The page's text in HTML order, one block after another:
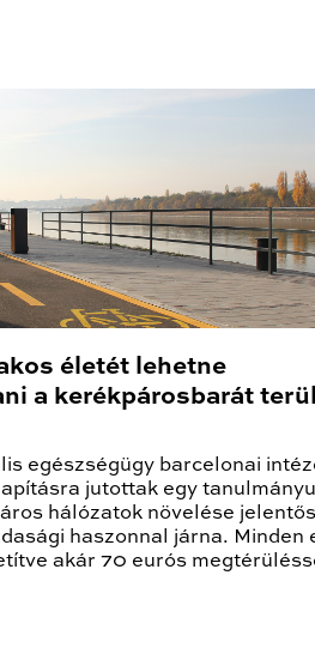
életét lehetne
a kerékpárosbarát
egészségügy barcelonai
jutottak egy
hálózatok növelése jelentős
haszonnal járna. Minden
akár 70 eurós